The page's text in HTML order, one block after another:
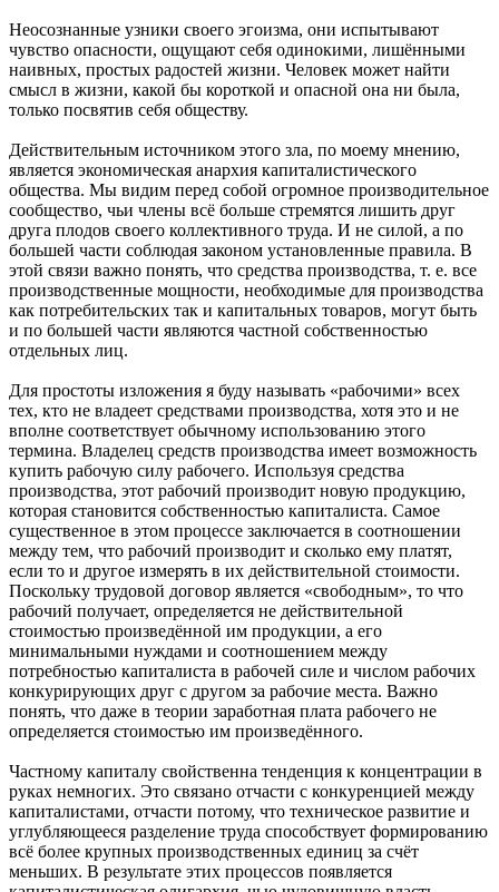
Неосознанные узники своего эгоизма, они испытывают
чувство опасности, ощущают себя одинокими, лишёнными
наивных, простых радостей жизни. Человек может найти
смысл в жизни, какой бы короткой и опасной она ни была,
только посвятив себя обществу.
Действительным источником этого зла, по моему мнению,
является экономическая анархия капиталистического
общества. Мы видим перед собой огромное производительное
сообщество, чьи члены всё больше стремятся лишить друг
друга плодов своего коллективного труда. И не силой, а по
большей части соблюдая законом установленные правила. В
этой связи важно понять, что средства производства, т. е. все
производственные мощности, необходимые для производства
как потребительских так и капитальных товаров, могут быть
и по большей части являются частной собственностью
отдельных лиц.
Для простоты изложения я буду называть «рабочими» всех
тех, кто не владеет средствами производства, хотя это и не
вполне соответствует обычному использованию этого
термина. Владелец средств производства имеет возможность
купить рабочую силу рабочего. Используя средства
производства, этот рабочий производит новую продукцию,
которая становится собственностью капиталиста. Самое
существенное в этом процессе заключается в соотношении
между тем, что рабочий производит и сколько ему платят,
если то и другое измерять в их действительной стоимости.
Поскольку трудовой договор является «свободным», то что
рабочий получает, определяется не действительной
стоимостью произведённой им продукции, а его
минимальными нуждами и соотношением между
потребностью капиталиста в рабочей силе и числом рабочих
конкурирующих друг с другом за рабочие места. Важно
понять, что даже в теории заработная плата рабочего не
определяется стоимостью им произведённого.
Частному капиталу свойственна тенденция к концентрации в
руках немногих. Это связано отчасти с конкуренцией между
капиталистами, отчасти потому, что техническое развитие и
углубляющееся разделение труда способствует формированию
всё более крупных производственных единиц за счёт
меньших. В результате этих процессов появляется